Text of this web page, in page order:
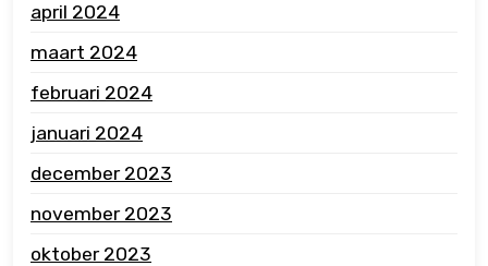
april 2024
maart 2024
februari 2024
januari 2024
december 2023
november 2023
oktober 2023